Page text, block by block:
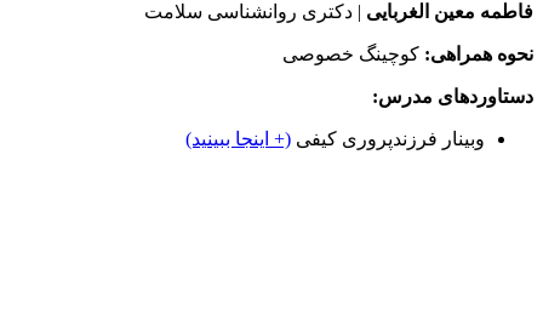
فاطمه معین الغربایی | دکتری روانشناسی سلامت
نحوه همراهی: کوچینگ خصوصی
دستاوردهای مدرس:
وبینار فرزندپروری کیفی (+ اینجا ببینید)